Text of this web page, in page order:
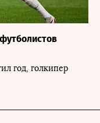
год, голкипер